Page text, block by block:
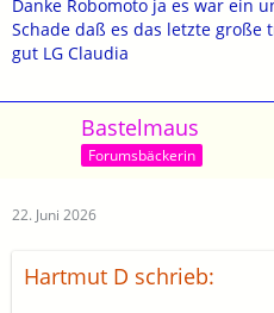
Danke Robomoto ja es war ein
Schade daß es das letzte
gut LG Claudia
Bastelmaus
Forumsbäckerin
22. Juni 2026
Hartmut D schrieb: